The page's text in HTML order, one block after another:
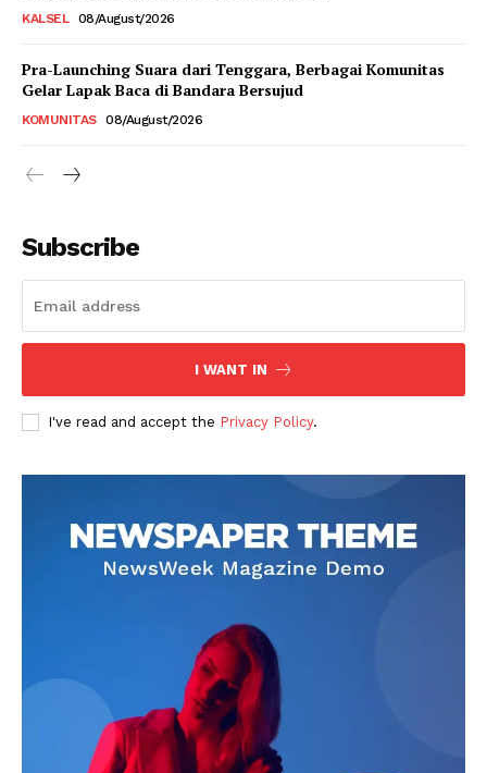
KALSEL 08/August/2026
Pra-Launching Suara dari Tenggara, Berbagai Komunitas
Gelar Lapak Baca di Bandara Bersujud
KOMUNITAS 08/August/2026
Subscribe
I WANT IN
I've read and accept the Privacy Policy.